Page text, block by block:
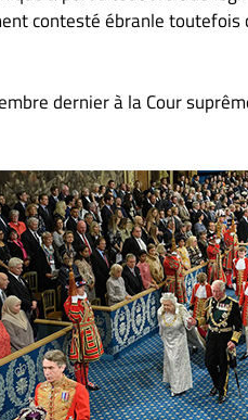
contesté ébranle toutefois
dernier à la Cour